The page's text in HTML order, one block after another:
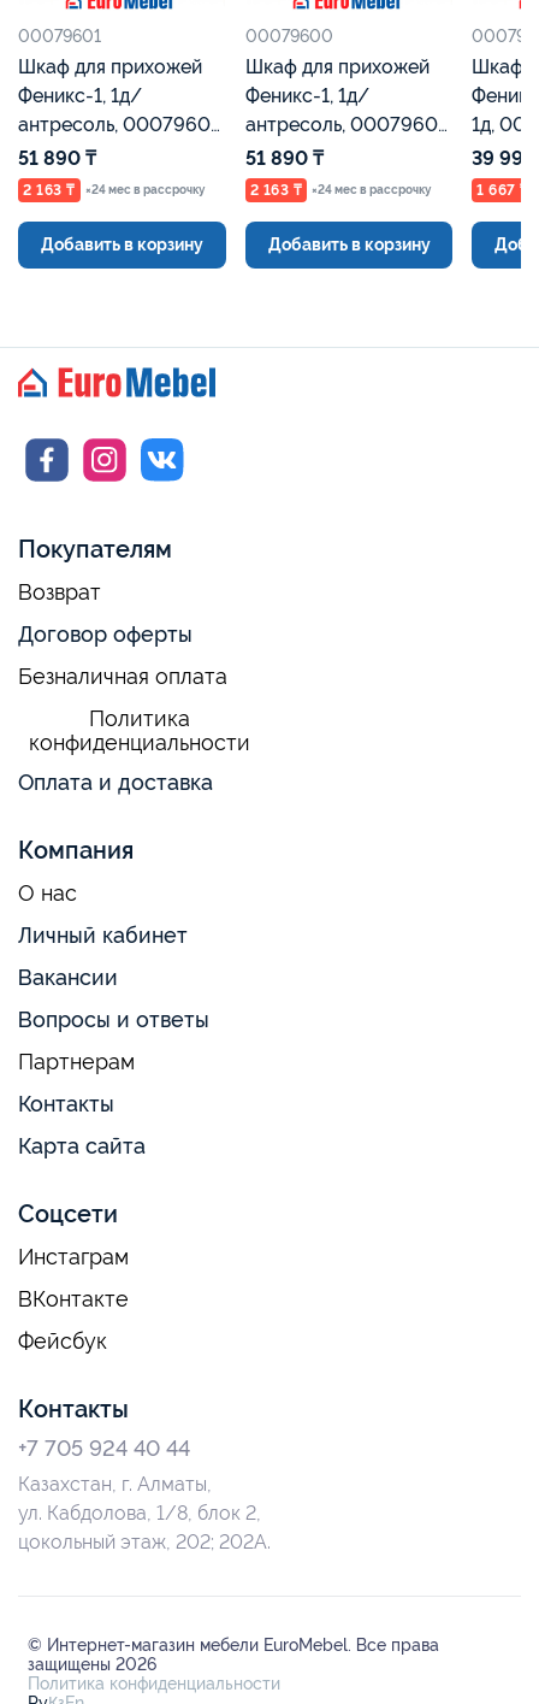
00079601
Шкаф для прихожей
Феникс-1, 1д/
антресоль, 00079601,
Кашемир, Евромебель
51 890 ₸
2 163 ₸ ×24 мес в рассрочку
Добавить в корзину
00079600
Шкаф для прихожей
Феникс-1, 1д/
антресоль, 00079600,
Бетон, Евромебель
51 890 ₸
2 163 ₸ ×24 мес в рассрочку
Добавить в корзину
Шкаф
1д,
39
1 667 ₸
Покупателям
Возврат
Договор оферты
Безналичная оплата
Политика
конфиденциальности
Оплата и доставка
Компания
О нас
Личный кабинет
Вакансии
Вопросы и ответы
Партнерам
Контакты
Карта сайта
Соцсети
Инстаграм
ВКонтакте
Фейсбук
Контакты
+7 705 924 40 44
Казахстан, г. Алматы,
ул. Кабдолова, 1/8, блок 2,
цокольный этаж, 202; 202А.
© Интернет-магазин мебели EuroMebel. Все права
защищены 2026
Политика конфиденциальности